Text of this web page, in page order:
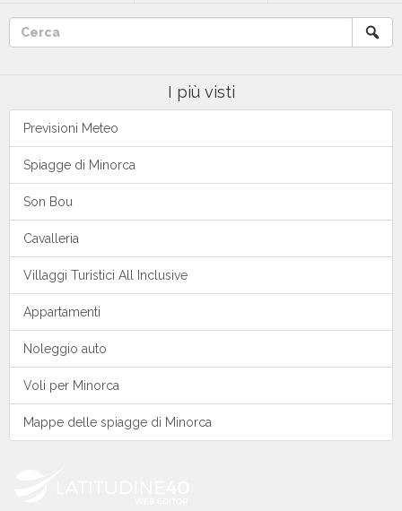
Noleggio auto a Minorca